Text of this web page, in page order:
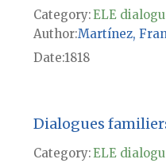
Category:ELE
Author Martínez,
Date1818
Dialogues
Category:ELE